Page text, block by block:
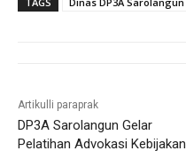
Artikulli paraprak
DP3A Sarolangun Gelar
Pelatihan Advokasi Kebijakan